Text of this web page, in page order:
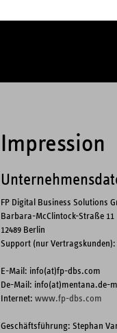
Impression
FP Digital Business Solutions
Barbara-McClintock-Straße 11
12489 Berlin
Support (nur Vertragskunden):
E-Mail: info(at)fp-dbs.com
De-Mail: info(at)mentana.de-
Internet: www.fp-dbs.com
Geschäftsführung: Stephan